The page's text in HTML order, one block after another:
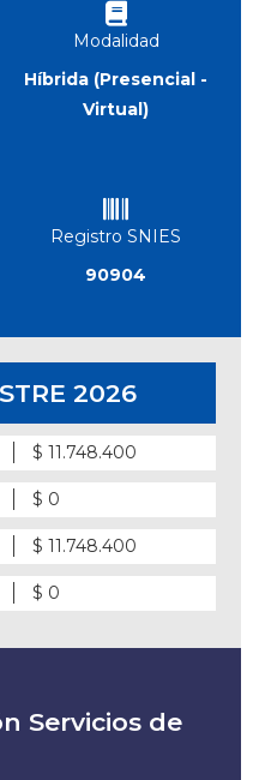
Modalidad
Híbrida (Presencial -
Virtual)
Registro SNIES
90904
2026
$ 11.748.400
$ 0
$ 11.748.400
$ 0
Servicios de